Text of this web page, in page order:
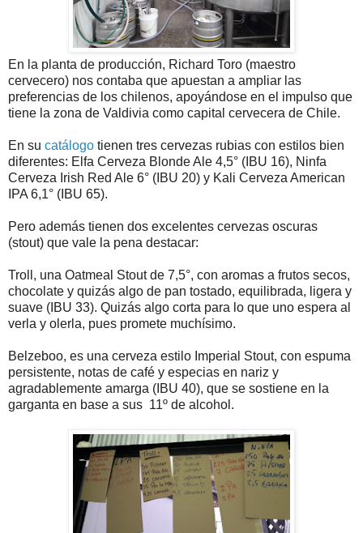
En la planta de producción, Richard Toro (maestro
cervecero) nos contaba que apuestan a ampliar las
preferencias de los chilenos, apoyándose en el impulso que
tiene la zona de Valdivia como capital cervecera de Chile.
En su catálogo tienen tres cervezas rubias con estilos bien
diferentes: Elfa Cerveza Blonde Ale 4,5° (IBU 16), Ninfa
Cerveza Irish Red Ale 6° (IBU 20) y Kali Cerveza American
IPA 6,1° (IBU 65).
Pero además tienen dos excelentes cervezas oscuras
(stout) que vale la pena destacar:
Troll, una Oatmeal Stout de 7,5°, con aromas a frutos secos,
chocolate y quizás algo de pan tostado, equilibrada, ligera y
suave (IBU 33). Quizás algo corta para lo que uno espera al
verla y olerla, pues promete muchísimo.
Belzeboo, es una cerveza estilo Imperial Stout, con espuma
persistente, notas de café y especias en nariz y
agradablemente amarga (IBU 40), que se sostiene en la
garganta en base a sus 11º de alcohol.